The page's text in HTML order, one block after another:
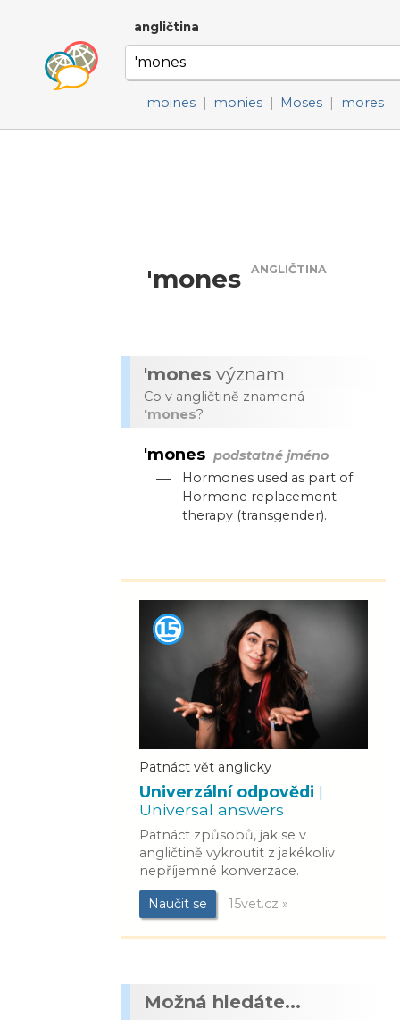
angličtina
moines | monies | Moses | mores
'mones ANGLIČTINA
'mones význam
Co v angličtině znamená
'mones?
'mones podstatné jméno
—
Hormones used as part of
Hormone replacement
therapy (transgender).
Patnáct vět anglicky
Univerzální odpovědi |
Universal answers
Patnáct způsobů, jak se v
angličtině vykroutit z jakékoliv
nepříjemné konverzace.
Naučit se 15vet.cz »
Možná hledáte...